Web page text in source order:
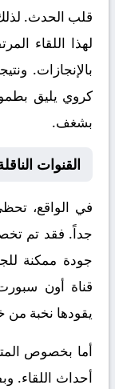
قلب الحدث.
لهذا اللقاء
بالإنجازات.
كروي يليق
بشغف.
القنوات
في الواقع،
جداً. فقد تم
جودة ممكنة
قناة أون
يقودها نخبة من
أما بخصوص
أحداث اللقاء.